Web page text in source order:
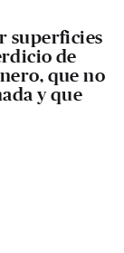
superficies
de
que no
y que